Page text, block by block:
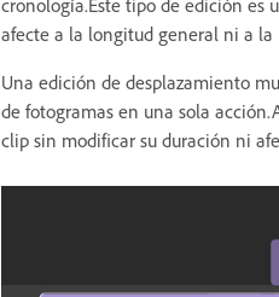
afecte a la longitud general ni a la
Una edición de desplazamiento
de fotogramas en una sola
clip sin modificar su duración ni